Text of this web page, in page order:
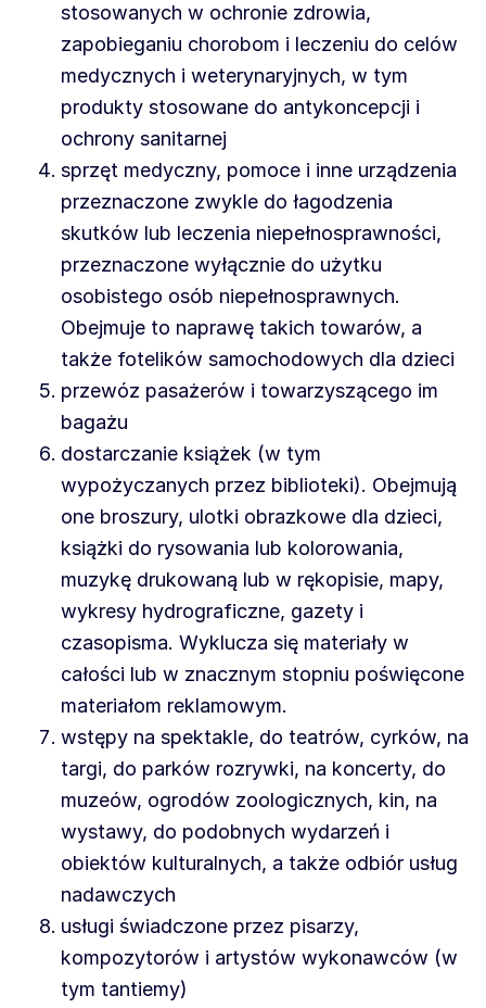
stosowanych w ochronie zdrowia,
zapobieganiu chorobom i leczeniu do celów
medycznych i weterynaryjnych, w tym
produkty stosowane do antykoncepcji i
ochrony sanitarnej
sprzęt medyczny, pomoce i inne urządzenia
przeznaczone zwykle do łagodzenia
skutków lub leczenia niepełnosprawności,
przeznaczone wyłącznie do użytku
osobistego osób niepełnosprawnych.
Obejmuje to naprawę takich towarów, a
także fotelików samochodowych dla dzieci
przewóz pasażerów i towarzyszącego im
bagażu
dostarczanie książek (w tym
wypożyczanych przez biblioteki). Obejmują
one broszury, ulotki obrazkowe dla dzieci,
książki do rysowania lub kolorowania,
muzykę drukowaną lub w rękopisie, mapy,
wykresy hydrograficzne, gazety i
czasopisma. Wyklucza się materiały w
całości lub w znacznym stopniu poświęcone
materiałom reklamowym.
wstępy na spektakle, do teatrów, cyrków, na
targi, do parków rozrywki, na koncerty, do
muzeów, ogrodów zoologicznych, kin, na
wystawy, do podobnych wydarzeń i
obiektów kulturalnych, a także odbiór usług
nadawczych
usługi świadczone przez pisarzy,
kompozytorów i artystów wykonawców (w
tym tantiemy)